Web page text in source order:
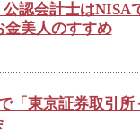
公認会計士は
金美人のすすめ
「東京証券取引所